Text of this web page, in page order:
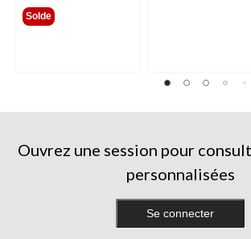
Solde
Ouvrez une session pour
personnalisées
Se connecter